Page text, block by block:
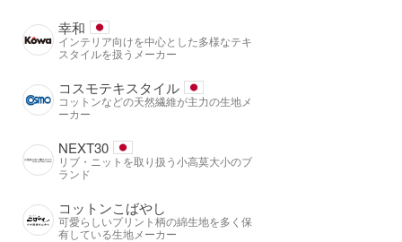
幸和
インテリア向けを中心とした多様なテキ
スタイルを扱うメーカー
コスモテキスタイル
コットンなどの天然繊維が主力の生地メ
ーカー
NEXT30
リブ・ニットを取り扱う小高莫大小のブ
ランド
コットンこばやし
可愛らしいプリント柄の綿生地を多く保
有している生地メーカー